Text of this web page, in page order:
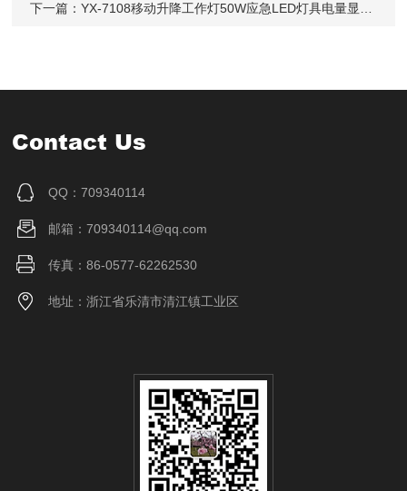
下一篇：YX-7108移动升降工作灯50W应急LED灯具电量显示轻便移动灯
Contact Us
QQ：709340114
邮箱：709340114@qq.com
传真：86-0577-62262530
地址：浙江省乐清市清江镇工业区